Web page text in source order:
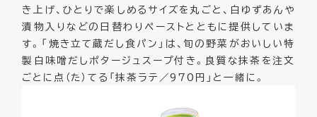
き上げ、ひとりで楽しめるサイズを丸ごと、白ゆずあんや
漬物入りなどの日替わりペーストとともに提供していま
す。「焼き立て蔵だし食パン」は、旬の野菜がおいしい特
製白味噌だしポタージュスープ付き。良質な抹茶を注文
ごとに点（た）てる「抹茶ラテ／970円」と一緒に。